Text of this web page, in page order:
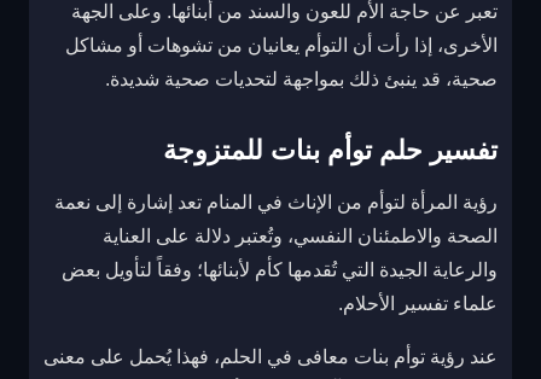
تعبر عن حاجة الأم للعون والسند من أبنائها. وعلى الجهة
الأخرى، إذا رأت أن التوأم يعانيان من تشوهات أو مشاكل
صحية، قد ينبئ ذلك بمواجهة لتحديات صحية شديدة.
تفسير حلم توأم بنات للمتزوجة
رؤية المرأة لتوأم من الإناث في المنام تعد إشارة إلى نعمة
الصحة والاطمئنان النفسي، وتُعتبر دلالة على العناية
والرعاية الجيدة التي تُقدمها كأم لأبنائها؛ وفقاً لتأويل بعض
علماء تفسير الأحلام.
عند رؤية توأم بنات معافى في الحلم، فهذا يُحمل على معنى